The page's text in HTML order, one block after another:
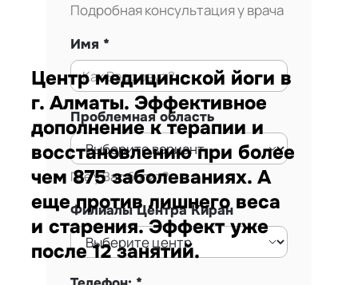
Подробная консультация у врача
Имя
Проблемная область
Где у Вас болит?
Филиалы Центра Киран
Центр медицинской йоги в
г. Алматы. Эффективное
дополнение к терапии и
восстановлению при более
чем 875 заболеваниях. А
еще против лишнего веса
и старения. Эффект уже
после 12 занятий.